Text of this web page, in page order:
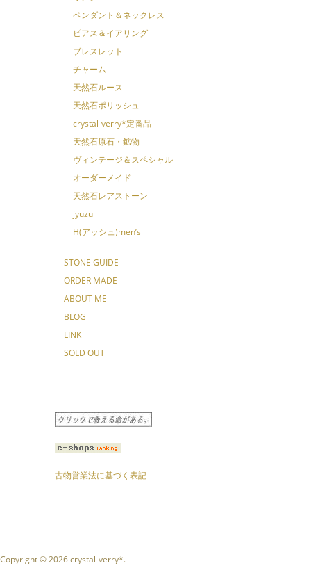
ペンダント＆ネックレス
ピアス＆イアリング
ブレスレット
チャーム
天然石ルース
天然石ポリッシュ
crystal-verry*定番品
天然石原石・鉱物
ヴィンテージ＆スペシャル
オーダーメイド
天然石レアストーン
jyuzu
H(アッシュ)men’s
STONE GUIDE
ORDER MADE
ABOUT ME
BLOG
LINK
SOLD OUT
古物営業法に基づく表記
Copyright © 2026 crystal-verry*.